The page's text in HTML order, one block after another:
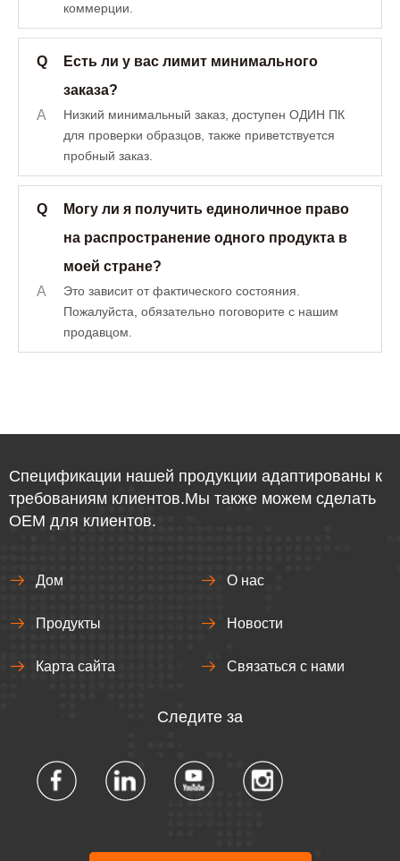
коммерции.
Q
Есть ли у вас лимит минимального
заказа?
A
Низкий минимальный заказ, доступен ОДИН ПК
для проверки образцов, также приветствуется
пробный заказ.
Q
Могу ли я получить единоличное право
на распространение одного продукта в
моей стране?
A
Это зависит от фактического состояния.
Пожалуйста, обязательно поговорите с нашим
продавцом.
Спецификации нашей продукции адаптированы к
требованиям клиентов.Мы также можем сделать
OEM для клиентов.
Дом О нас
Продукты Новости
Карта сайта Связаться с нами
Следите за